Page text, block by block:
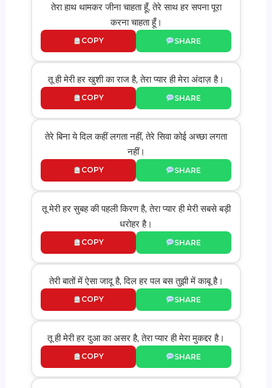
तेरा हाथ थामकर जीना चाहता हूँ, तेरे साथ हर सपना पूरा
करना चाहता हूँ।
COPY SHARE
तू ही मेरी हर खुशी का राज है, तेरा प्यार ही मेरा अंदाज़ है।
COPY SHARE
तेरे बिना ये दिल कहीं लगता नहीं, तेरे सिवा कोई अच्छा लगता
नहीं।
COPY SHARE
तू मेरी हर सुबह की पहली किरण है, तेरा प्यार ही मेरी सबसे बड़ी
धरोहर है।
COPY SHARE
तेरी बातों में ऐसा जादू है, दिल हर पल बस तुझी में काबू है।
COPY SHARE
तू ही मेरी हर दुआ का असर है, तेरा प्यार ही मेरा मुकद्दर है।
COPY SHARE